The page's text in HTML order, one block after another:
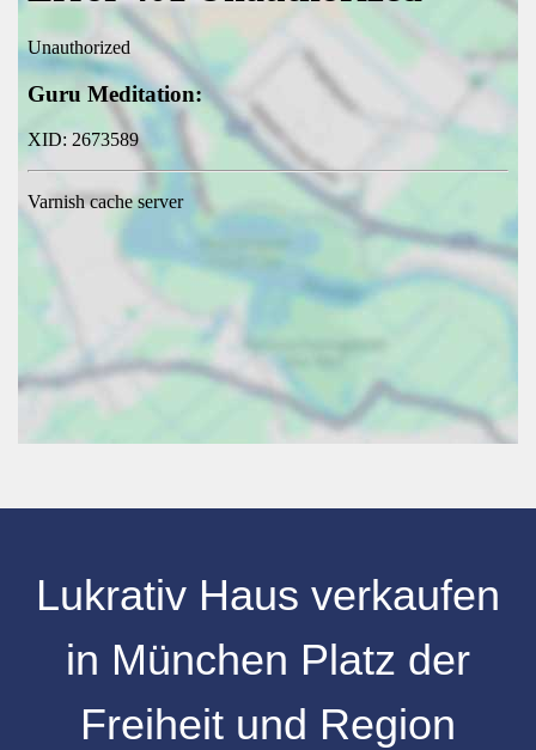
Lukrativ Haus verkaufen
in München Platz der
Freiheit und Region